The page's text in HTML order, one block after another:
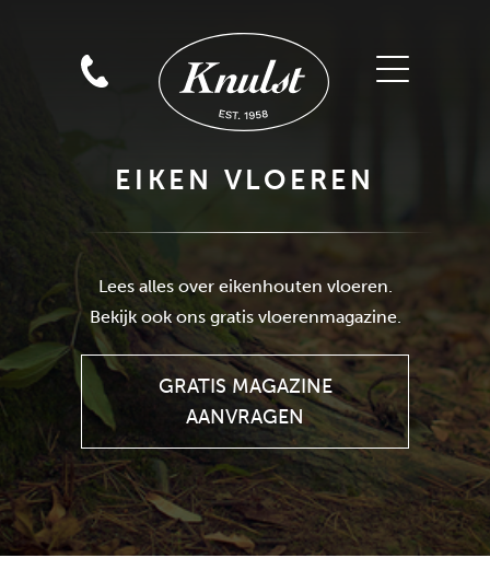
EIKEN VLOEREN
Lees alles over eikenhouten vloeren.
Bekijk ook ons gratis vloerenmagazine.
GRATIS MAGAZINE
AANVRAGEN
GRATIS MAGAZINE
AANVRAGEN